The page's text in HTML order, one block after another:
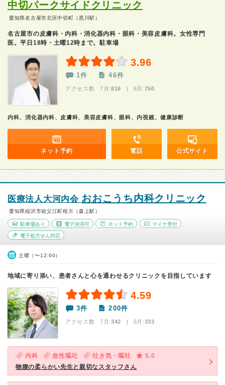
中切パークサイドクリニック
愛知県名古屋市北区中切町（黒川駅）
名古屋市の皮膚科・内科・消化器内科・眼科・美容皮膚科。女性専門
医。平日18時・土曜12時まで。駐車場
3.96
1件 46件
アクセス数 7月:816 | 6月:750
内科、消化器内科、皮膚科、美容皮膚科、眼科、内視鏡、健康診断
ネット予約 電話 公式サイト
医療法人大河内会 おおこうち内科クリニック
愛知県稲沢市祖父江町桜方（森上駅）
駐車場あり 電子決済可 ネット予約 マイナ受付
電子処方せん対応
土曜（〜12:00）
地域に寄り添い、患者さんと心を通わせるクリニックを目指しています
4.59
3件 200件
アクセス数 7月:342 | 6月:333
内科 急性嘔吐 吐き気・嘔吐
5.0
物腰の柔らかい先生と親切なスタッフさん